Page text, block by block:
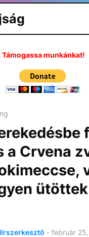
Támogassa munkánkat!
a Crvena
- február